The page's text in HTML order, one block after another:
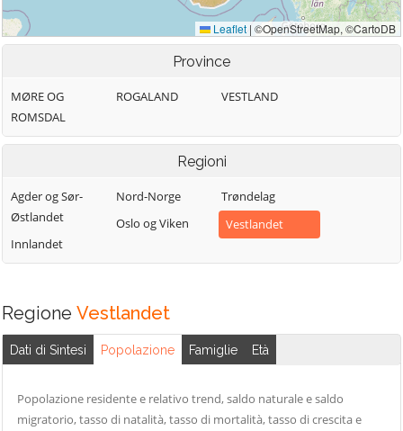
Province
MØRE OG
ROMSDAL
ROGALAND VESTLAND
Regioni
Agder og Sør-
Østlandet
Innlandet
Nord-Norge
Oslo og Viken
Trøndelag
Vestlandet
Regione Vestlandet
Dati di Sintesi Popolazione Famiglie Età
Popolazione residente e relativo trend, saldo naturale e saldo
migratorio, tasso di natalità, tasso di mortalità, tasso di crescita e